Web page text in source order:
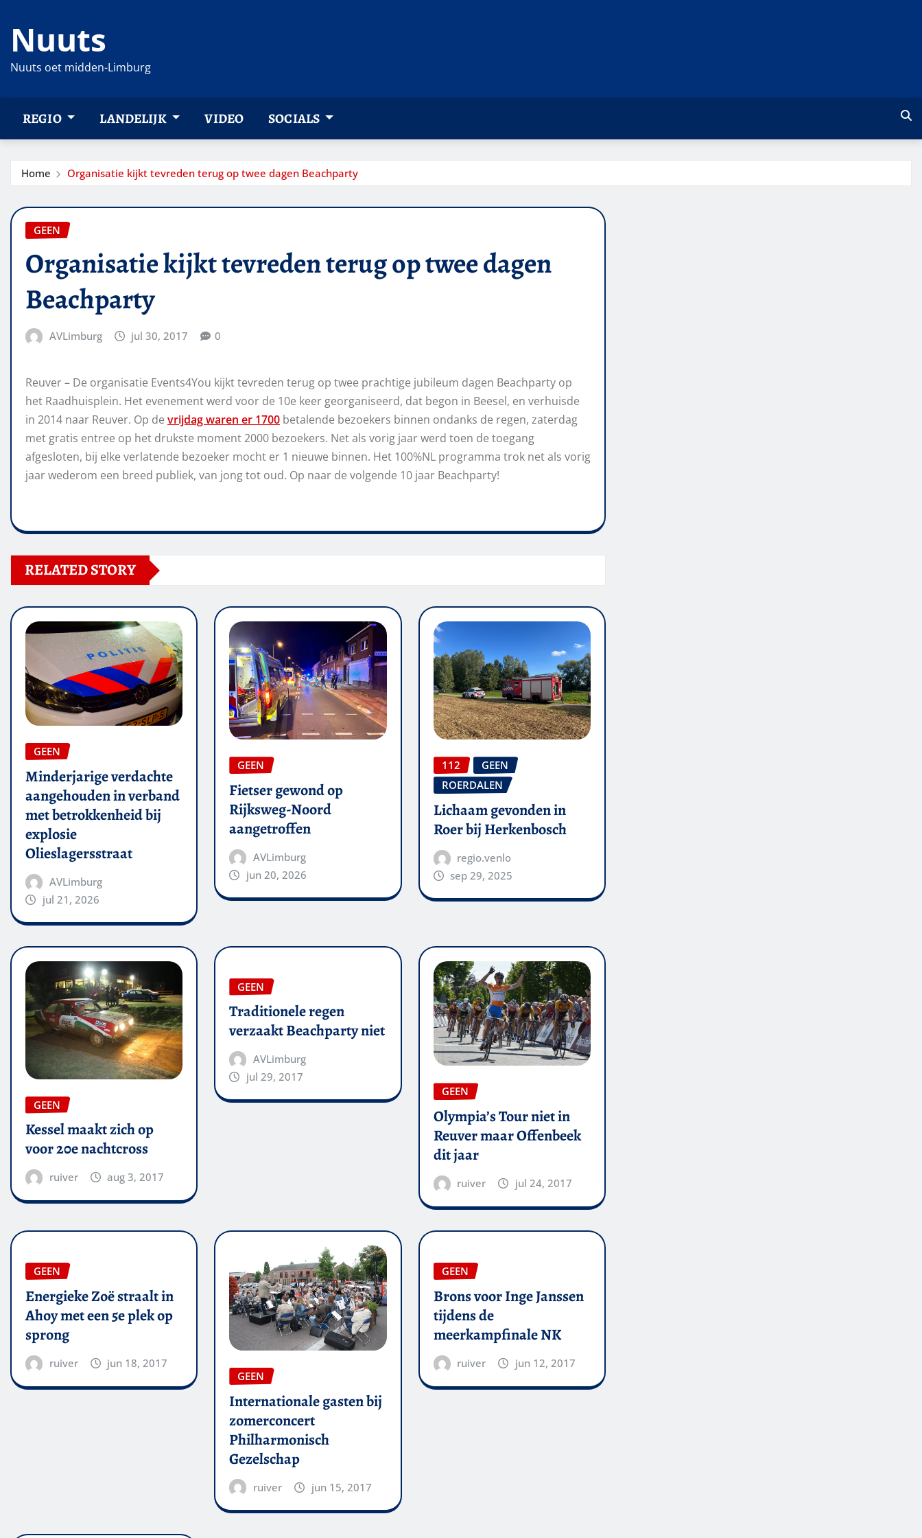
naar
inhoud
Nuuts
Nuuts oet midden-Limburg
REGIO LANDELIJK VIDEO SOCIALS
Home Organisatie kijkt tevreden terug op twee dagen Beachparty
GEEN
Organisatie kijkt tevreden terug op twee dagen
Beachparty
AVLimburg jul 30, 2017 0
Reuver – De organisatie Events4You kijkt tevreden terug op twee prachtige jubileum dagen Beachparty op
het Raadhuisplein. Het evenement werd voor de 10e keer georganiseerd, dat begon in Beesel, en verhuisde
in 2014 naar Reuver. Op de vrijdag waren er 1700 betalende bezoekers binnen ondanks de regen, zaterdag
met gratis entree op het drukste moment 2000 bezoekers. Net als vorig jaar werd toen de toegang
afgesloten, bij elke verlatende bezoeker mocht er 1 nieuwe binnen. Het 100%NL programma trok net als vorig
jaar wederom een breed publiek, van jong tot oud. Op naar de volgende 10 jaar Beachparty!
RELATED STORY
GEEN
Minderjarige verdachte
aangehouden in verband
met betrokkenheid bij
explosie
Olieslagersstraat
AVLimburg
jul 21, 2026
GEEN
Fietser gewond op
Rijksweg-Noord
aangetroffen
AVLimburg
jun 20, 2026
112
GEEN
ROERDALEN
Lichaam gevonden in
Roer bij Herkenbosch
regio.venlo
sep 29, 2025
GEEN
Kessel maakt zich op
voor 20e nachtcross
ruiver aug 3, 2017
GEEN
Traditionele regen
verzaakt Beachparty niet
AVLimburg
jul 29, 2017
GEEN
Olympia’s Tour niet in
Reuver maar Offenbeek
dit jaar
ruiver jul 24, 2017
GEEN
Energieke Zoë straalt in
Ahoy met een 5e plek op
sprong
ruiver
jun 18, 2017
GEEN
Internationale gasten bij
zomerconcert
Philharmonisch
Gezelschap
ruiver jun 15, 2017
GEEN
Brons voor Inge Janssen
tijdens de
meerkampfinale NK
ruiver jun 12, 2017